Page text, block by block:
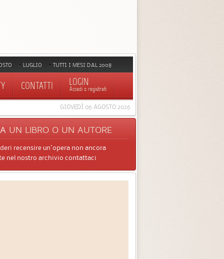
LUGLIO TUTTI I MESI DAL 2008
CONTATTI LOGIN
Accedi o registrati
GIOVEDÌ 06 AGOSTO 2026
UN LIBRO O UN AUTORE
recensire un'opera non ancora
nel nostro archivio contattaci